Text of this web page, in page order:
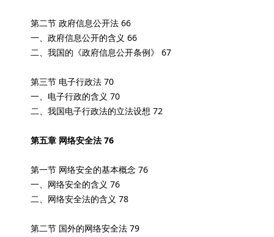
第二节 政府信息公开法 66
一、政府信息公开的含义 66
二、我国的《政府信息公开条例》 67
第三节 电子行政法 70
一、电子行政的含义 70
二、我国电子行政法的立法设想 72
第五章 网络安全法 76
第一节 网络安全的基本概念 76
一、网络安全的含义 76
二、网络安全法的含义 78
第二节 国外的网络安全法 79